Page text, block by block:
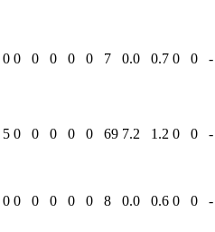
0 0 0 0 0 0 7 0.0 0.7 0 0
-
5 0 0 0 0 0 69 7.2 1.2 0 0
-
0 0 0 0 0 0 8 0.0 0.6 0 0
-